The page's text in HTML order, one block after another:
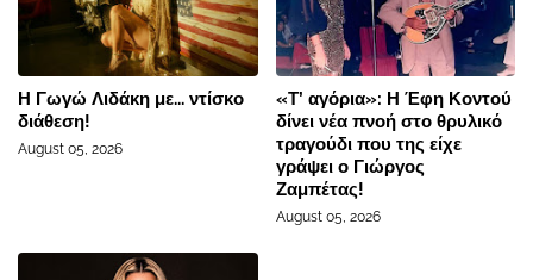
Η Γωγώ Λιδάκη με... ντίσκο
διάθεση!
August 05, 2026
«Τ’ αγόρια»: Η Έφη Κοντού
δίνει νέα πνοή στο θρυλικό
τραγούδι που της είχε
γράψει ο Γιώργος
Ζαμπέτας!
August 05, 2026